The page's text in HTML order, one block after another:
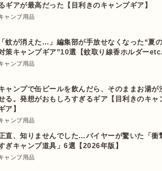
ギアが最高だった【目利きのキャンプギア】
ャンプ用品
「蚊が消えた…」編集部が手放せなくなった“夏
策キャンプギア”10選【蚊取り線香ホルダーetc.
ャンプ用品
ャンプで缶ビールを飲んだら、そのままお湯が
る。発想がおもしろすぎるギア【目利きのキャ
ア】
ャンプ用品
直、知りませんでした…バイヤーが驚いた「衝
ぎキャンプ道具」6選【2026年版】
ャンプ用品